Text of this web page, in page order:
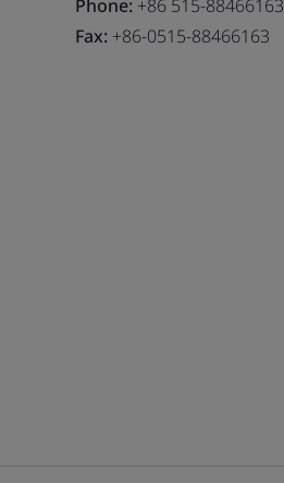
Phone: +86 515-88466163
Fax: +86-0515-88466163